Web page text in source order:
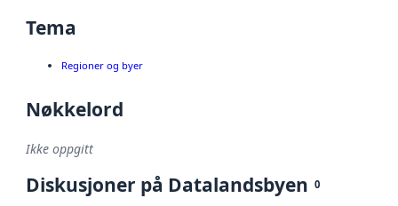
Tema
Regioner og byer
Nøkkelord
Ikke oppgitt
Diskusjoner på Datalandsbyen 0